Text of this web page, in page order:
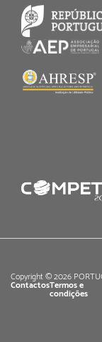
Copyright © 2026
ContactosTermos e
condições